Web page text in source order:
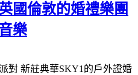
國倫敦的婚禮樂團
樂
對 新莊典華SKY1的戶外證婚